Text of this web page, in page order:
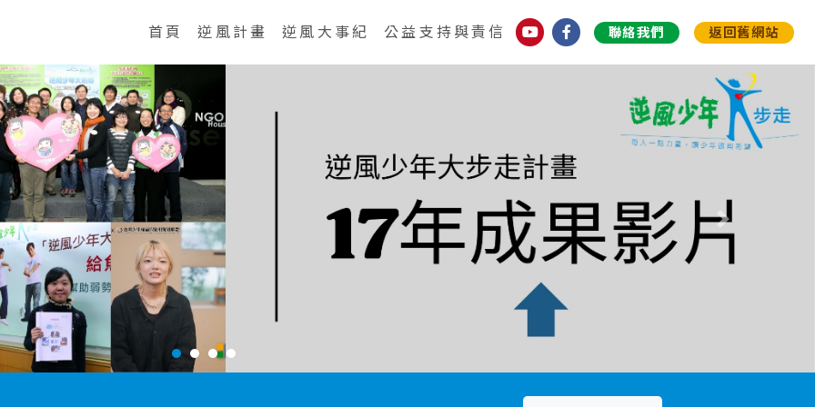
首頁 逆風計畫 逆風大事紀 公益支持與責信 聯絡我們 返回舊網站
下一個